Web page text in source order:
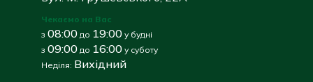
Чекаємо на Вас
з 08:00 до 19:00 у будні
з 09:00 до 16:00 у суботу
Неділя: Вихідний